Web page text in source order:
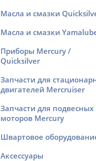
Масла и смазки
Масла и смазки
Приборы Mercury /
Quicksilver
Запчасти для
двигателей Mercruiser
Запчасти для подвесных
моторов Mercury
Швартовое
Аксессуары